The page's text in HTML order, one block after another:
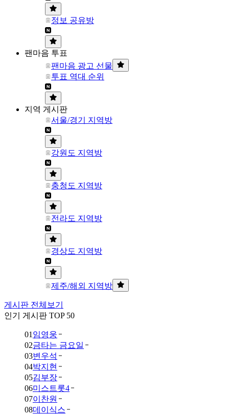
정보 공유방
팬마음 투표
팬마음 광고 선물
투표 역대 순위
지역 게시판
서울/경기 지역방
강원도 지역방
충청도 지역방
전라도 지역방
경상도 지역방
제주/해외 지역방
게시판 전체보기
인기 게시판 TOP 50
01 임영웅
02금타는 금요일
03변우석
04박지현
05김부장
06미스트롯4
07이찬원
08데이식스